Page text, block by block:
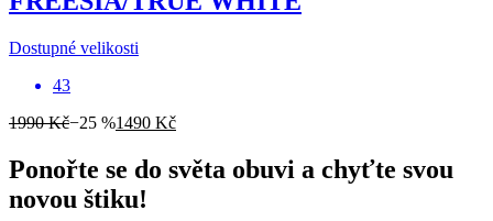
Dostupné velikosti
43
1990 Kč−25 %1490 Kč
Ponořte se do světa obuvi a chyťte svou
novou štiku!